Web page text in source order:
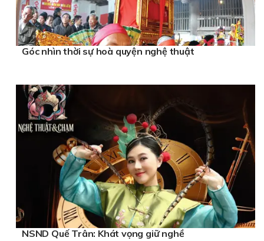
Góc nhìn thời sự hoà quyện nghệ thuật
NSND Quế Trân: Khát vọng giữ nghề